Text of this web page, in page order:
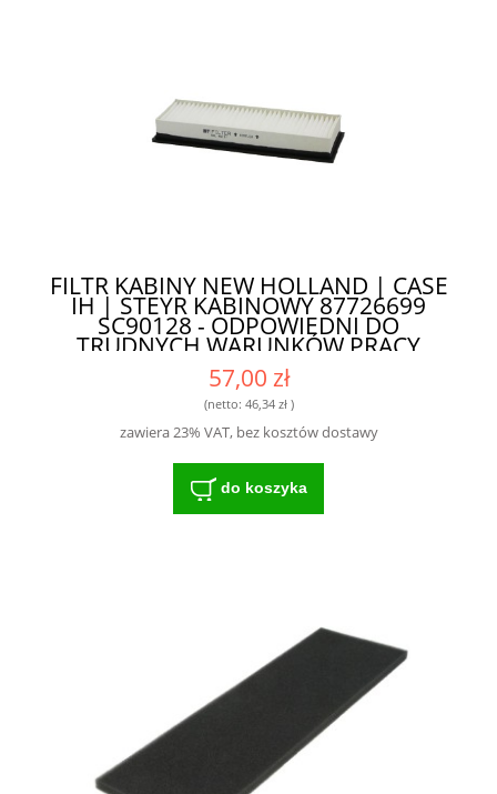
FILTR KABINY NEW HOLLAND | CASE
IH | STEYR KABINOWY 87726699
SC90128 - ODPOWIEDNI DO
TRUDNYCH WARUNKÓW PRACY
57,00 zł
(netto: 46,34 zł)
zawiera 23% VAT, bez kosztów dostawy
do koszyka